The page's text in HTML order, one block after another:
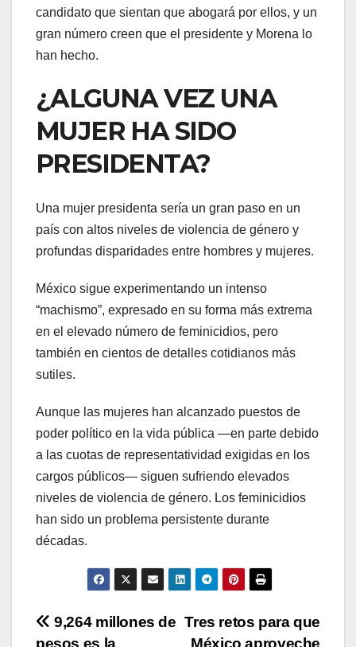
candidato que sientan que abogará por ellos, y un
gran número creen que el presidente y Morena lo
han hecho.
¿ALGUNA VEZ UNA
MUJER HA SIDO
PRESIDENTA?
Una mujer presidenta sería un gran paso en un
país con altos niveles de violencia de género y
profundas disparidades entre hombres y mujeres.
México sigue experimentando un intenso
“machismo”, expresado en su forma más extrema
en el elevado número de feminicidios, pero
también en cientos de detalles cotidianos más
sutiles.
Aunque las mujeres han alcanzado puestos de
poder político en la vida pública —en parte debido
a las cuotas de representatividad exigidas en los
cargos públicos— siguen sufriendo elevados
niveles de violencia de género. Los feminicidios
han sido un problema persistente durante
décadas.
Navegación Tres retos para que
México aproveche
9,264 millones de
pesos es la